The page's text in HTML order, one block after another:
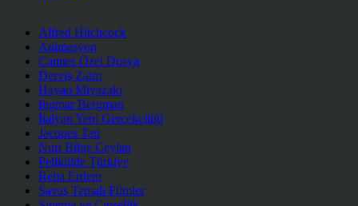
Alfred Hitchcock
Animasyon
Cannes Özel Dosya
Derviş Zaim
Hayao Miyazaki
Ingmar Bergman
İtalyan Yeni Gerçekçiliği
Jacques Tati
Nuri Bilge Ceylan
Pelikülde Türkiye
Reha Erdem
Savaş Temalı Filmler